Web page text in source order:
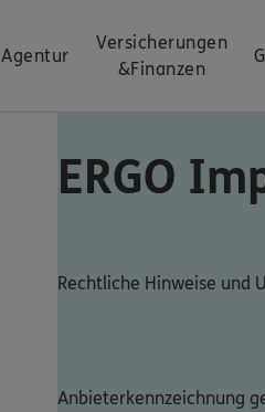
Agentur
Versicherungen
&Finanzen
ERGO
Rechtliche Hinweise und
Anbieterkennzeichnung